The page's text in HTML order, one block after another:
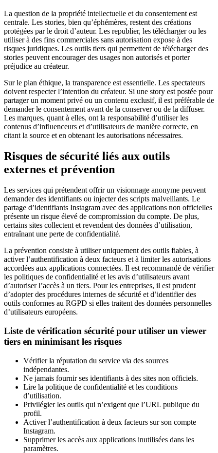
La question de la propriété intellectuelle et du consentement est
centrale. Les stories, bien qu’éphémères, restent des créations
protégées par le droit d’auteur. Les republier, les télécharger ou les
utiliser à des fins commerciales sans autorisation expose à des
risques juridiques. Les outils tiers qui permettent de télécharger des
stories peuvent encourager des usages non autorisés et porter
préjudice au créateur.
Sur le plan éthique, la transparence est essentielle. Les spectateurs
doivent respecter l’intention du créateur. Si une story est postée pour
partager un moment privé ou un contenu exclusif, il est préférable de
demander le consentement avant de la conserver ou de la diffuser.
Les marques, quant à elles, ont la responsabilité d’utiliser les
contenus d’influenceurs et d’utilisateurs de manière correcte, en
citant la source et en obtenant les autorisations nécessaires.
Risques de sécurité liés aux outils
externes et prévention
Les services qui prétendent offrir un visionnage anonyme peuvent
demander des identifiants ou injecter des scripts malveillants. Le
partage d’identifiants Instagram avec des applications non officielles
présente un risque élevé de compromission du compte. De plus,
certains sites collectent et revendent des données d’utilisation,
entraînant une perte de confidentialité.
La prévention consiste à utiliser uniquement des outils fiables, à
activer l’authentification à deux facteurs et à limiter les autorisations
accordées aux applications connectées. Il est recommandé de vérifier
les politiques de confidentialité et les avis d’utilisateurs avant
d’autoriser l’accès à un tiers. Pour les entreprises, il est prudent
d’adopter des procédures internes de sécurité et d’identifier des
outils conformes au RGPD si elles traitent des données personnelles
d’utilisateurs européens.
Liste de vérification sécurité pour utiliser un viewer
tiers en minimisant les risques
Vérifier la réputation du service via des sources
indépendantes.
Ne jamais fournir ses identifiants à des sites non officiels.
Lire la politique de confidentialité et les conditions
d’utilisation.
Privilégier les outils qui n’exigent que l’URL publique du
profil.
Activer l’authentification à deux facteurs sur son compte
Instagram.
Supprimer les accès aux applications inutilisées dans les
paramètres.